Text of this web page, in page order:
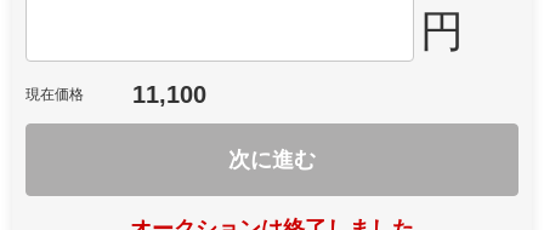
円
現在価格 11,100
次に進む